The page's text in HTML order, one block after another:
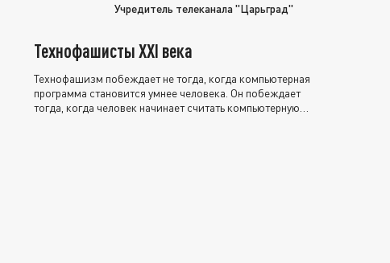
Учредитель телеканала "Царьград"
Технофашисты XXI века
Технофашизм побеждает не тогда, когда компьютерная
программа становится умнее человека. Он побеждает
тогда, когда человек начинает считать компьютерную